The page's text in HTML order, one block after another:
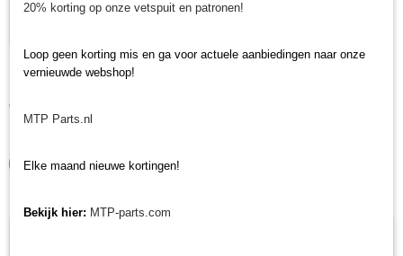
Krukaskeerring pulley zijde Yanmar YT / YM / EF / John
Deere - 119934-01800
Krukaskeerring pulley zijde Yanmar YT / YM / EF / John Deere…
€ 24,74
IN WINKELWAGEN
20% korting op onze vetspuit en patronen!
Loop geen korting mis en ga voor actuele aanbiedingen naar onze
vernieuwde webshop!
MTP Parts.nl
Elke maand nieuwe kortingen!
Bekijk hier: MTP-parts.com